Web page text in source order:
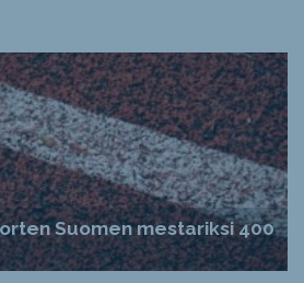
Suomen mestariksi 400